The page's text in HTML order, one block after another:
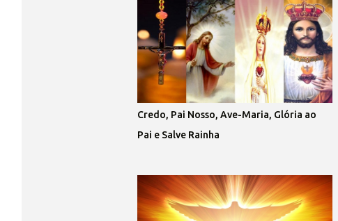
Credo, Pai Nosso, Ave-Maria, Glória ao
Pai e Salve Rainha